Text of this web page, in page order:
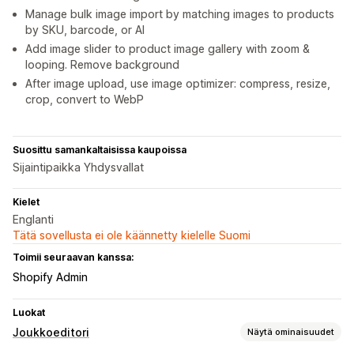
Manage bulk image import by matching images to products
by SKU, barcode, or AI
Add image slider to product image gallery with zoom &
looping. Remove background
After image upload, use image optimizer: compress, resize,
crop, convert to WebP
Suosittu samankaltaisissa kaupoissa
Sijaintipaikka Yhdysvallat
Kielet
Englanti
Tätä sovellusta ei ole käännetty kielelle Suomi
Toimii seuraavan kanssa:
Shopify Admin
Luokat
Joukkoeditori Näytä ominaisuudet